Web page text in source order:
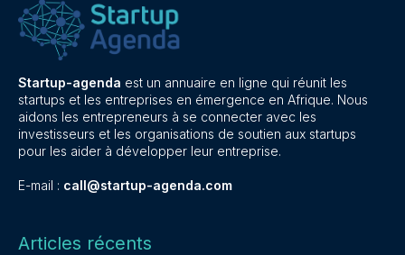
Startup-agenda est un annuaire en ligne qui réunit les
startups et les entreprises en émergence en Afrique. Nous
aidons les entrepreneurs à se connecter avec les
investisseurs et les organisations de soutien aux startups
pour les aider à développer leur entreprise.
E-mail : call@startup-agenda.com
Articles récents